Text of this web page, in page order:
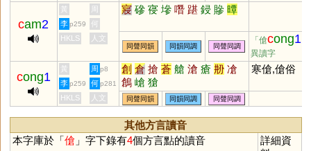
cam2
黃 周 寢 磣 寑 墋 噆 踸 鋟 贂 曋
李 p259
何
HKLS
人文
同聲同韻 同韻同調 同聲同調
「傖cong1
異讀字
cong1
黃 周 p8 創 倉 搶 蒼 艙 滄 瘡 刱 凔
鶬 嵢 獊
寒傖,傖俗
李 p259 何 p281
HKLS 人文 同聲同韻 同韻同調 同聲同調
其他方言讀音
本字庫於「傖」字下錄有4個方言點的讀音
詳細資